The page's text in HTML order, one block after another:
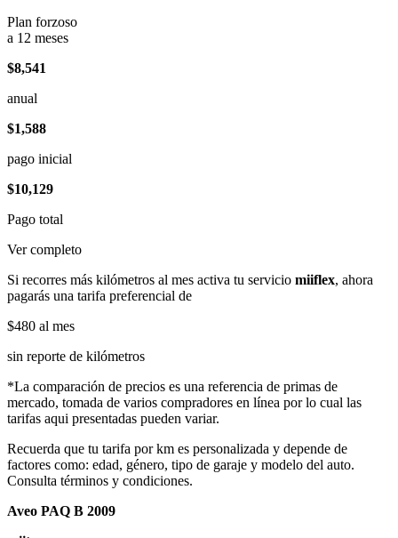
Plan forzoso
a 12 meses
$8,541
anual
$1,588
pago inicial
$10,129
Pago total
Ver completo
Si recorres más kilómetros al mes activa tu servicio miiflex, ahora
pagarás una tarifa preferencial de
$480 al mes
sin reporte de kilómetros
*La comparación de precios es una referencia de primas de
mercado, tomada de varios compradores en línea por lo cual las
tarifas aqui presentadas pueden variar.
Recuerda que tu tarifa por km es personalizada y depende de
factores como: edad, género, tipo de garaje y modelo del auto.
Consulta términos y condiciones.
Aveo PAQ B 2009